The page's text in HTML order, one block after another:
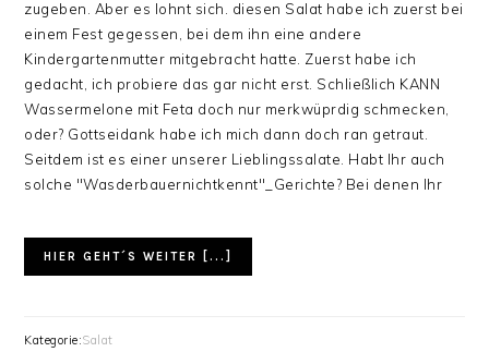
zugeben. Aber es lohnt sich. diesen Salat habe ich zuerst bei
einem Fest gegessen, bei dem ihn eine andere
Kindergartenmutter mitgebracht hatte. Zuerst habe ich
gedacht, ich probiere das gar nicht erst. Schließlich KANN
Wassermelone mit Feta doch nur merkwüprdig schmecken,
oder? Gottseidank habe ich mich dann doch ran getraut.
Seitdem ist es einer unserer Lieblingssalate. Habt Ihr auch
solche "Wasderbauernichtkennt"_Gerichte? Bei denen Ihr
HIER GEHT´S WEITER [...]
Kategorie:Salat